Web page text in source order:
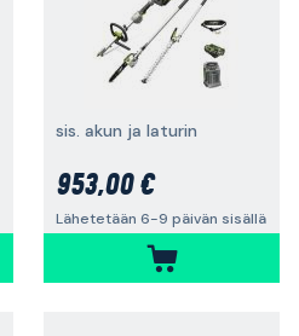
sis. akun ja laturin
953,00 €
Lähetetään 6-9 päivän sisällä